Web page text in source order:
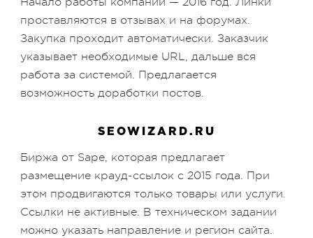
проставляются в отзывах и на форумах.
Закупка проходит автоматически. Заказчик
указывает необходимые URL, дальше вся
работа за системой. Предлагается
возможность доработки постов.
SEOWIZARD.RU
Биржа от Sape, которая предлагает
размещение крауд-ссылок с 2015 года. При
этом продвигаются только товары или услуги.
Ссылки не активные. В техническом задании
можно указать направление и регион сайта.